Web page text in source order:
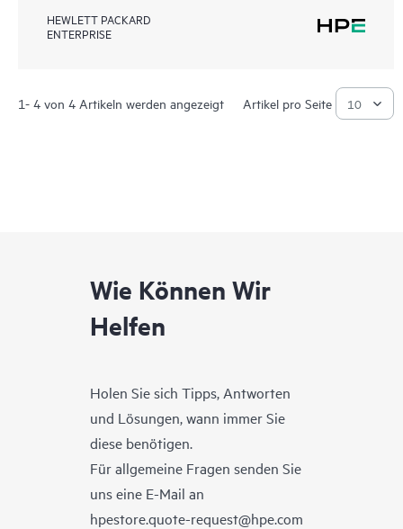
HEWLETT PACKARD
ENTERPRISE
1- 4 von 4 Artikeln werden angezeigt Artikel pro Seite
Wie Können Wir
Helfen
Holen Sie sich Tipps, Antworten
und Lösungen, wann immer Sie
diese benötigen.
Für allgemeine Fragen senden Sie
uns eine E-Mail an
hpestore.quote-request@hpe.com